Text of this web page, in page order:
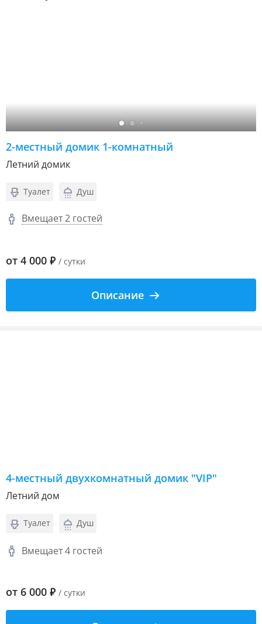
2-местный домик 1-комнатный
Летний домик
Туалет Душ
Вмещает 2 гостей
от 4 000 ₽ / сутки
Описание
4-местный двухкомнатный домик "VIP"
Летний дом
Туалет Душ
Вмещает 4 гостей
от 6 000 ₽ / сутки